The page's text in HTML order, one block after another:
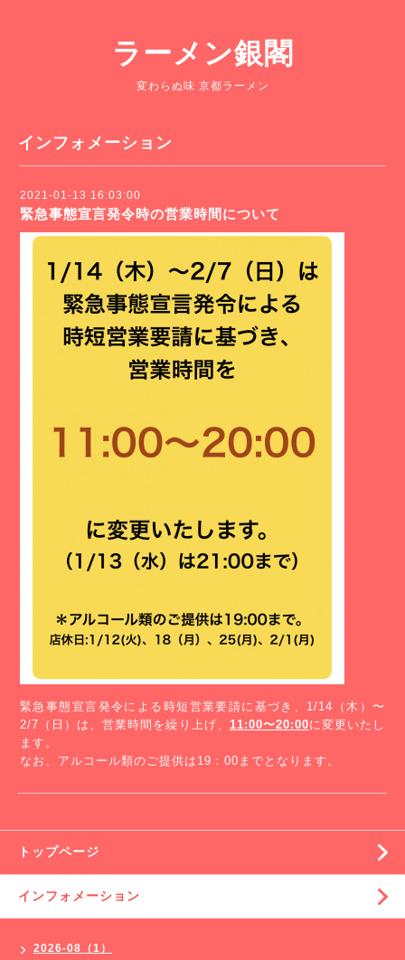
ラーメン銀閣
変わらぬ味 京都ラーメン
インフォメーション
2021-01-13 16:03:00
緊急事態宣言発令時の営業時間について
緊急事態宣言発令による時短営業要請に基づき、1/14（木）〜
2/7（日）は、営業時間を繰り上げ、 11:00〜20:00に変更いたし
ます。
なお、アルコール類のご提供は19：00までとなります。
トップページ
インフォメーション
2026-08（1）